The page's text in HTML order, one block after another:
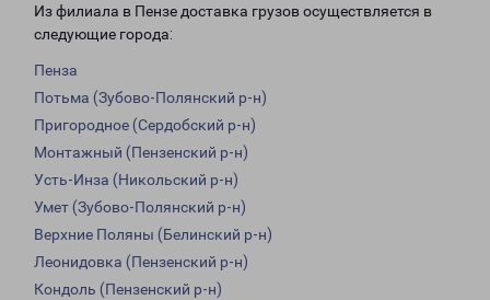
Из филиала в Пензе доставка грузов осуществляется в
следующие города:
Пенза
Потьма (Зубово-Полянский р-н)
Пригородное (Сердобский р-н)
Монтажный (Пензенский р-н)
Усть-Инза (Никольский р-н)
Умет (Зубово-Полянский р-н)
Верхние Поляны (Белинский р-н)
Леонидовка (Пензенский р-н)
Кондоль (Пензенский р-н)